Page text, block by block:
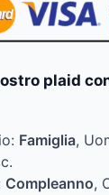
plaid
Famiglia,
Compleanno,